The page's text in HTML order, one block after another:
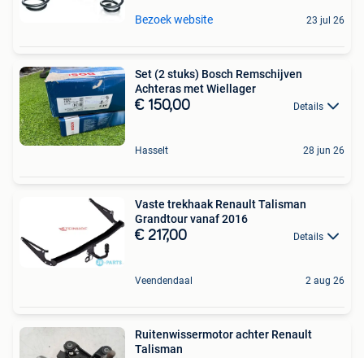
Bezoek website 23 jul 26
Set (2 stuks) Bosch Remschijven
Achteras met Wiellager
€ 150,00 Details
Hasselt 28 jun 26
Vaste trekhaak Renault Talisman
Grandtour vanaf 2016
€ 217,00 Details
Veendendaal 2 aug 26
Ruitenwissermotor achter Renault
Talisman